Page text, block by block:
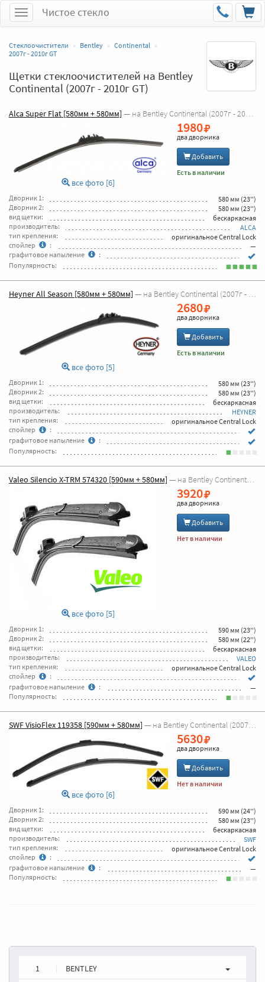
МенюЧистое стекло
Стеклоочистители Bentley
Continental
2007г - 2010г GT
Щетки стеклоочистителей на Bentley
Continental (2007г - 2010г GT)
Alca Super Flat [580мм + 580мм] — на Bentley Continental (2007г - 2010г GT)
все фото [6]
1980
два дворника
Добавить
Есть в наличии
Дворник 1:
580 мм (23'')
Дворник 2:
580 мм (23'')
вид щетки:
бескаркасная
производитель:
ALCA
тип крепления:
оригинальное Central Lock
спойлер
:
—
графитовое напыление
:
Популярность:
Heyner All Season [580мм + 580мм] — на Bentley Continental (2007г - 2010г GT)
все фото [5]
2680
два дворника
Добавить
Есть в наличии
Дворник 1:
580 мм (23'')
Дворник 2:
580 мм (23'')
вид щетки:
бескаркасная
производитель:
HEYNER
тип крепления:
оригинальное Central Lock
спойлер
:
графитовое напыление
:
Популярность:
Valeo Silencio X-TRM 574320 [590мм + 580мм] — на Bentley Continental (2007г - 2010г GT)
все фото [5]
3920
два дворника
Добавить
Нет в наличии
Дворник 1:
590 мм (23'')
Дворник 2:
580 мм (22'')
вид щетки:
бескаркасная
производитель:
VALEO
тип крепления:
оригинальное Central Lock
спойлер
:
графитовое напыление
:
—
Популярность:
SWF VisioFlex 119358 [590мм + 580мм] — на Bentley Continental (2007г - 2010г GT)
все фото [6]
5630
два дворника
Добавить
Нет в наличии
Дворник 1:
590 мм (24'')
Дворник 2:
580 мм (23'')
вид щетки:
бескаркасная
производитель:
SWF
тип крепления:
оригинальное Central Lock
спойлер
:
графитовое напыление
:
—
Популярность:
1 BENTLEY